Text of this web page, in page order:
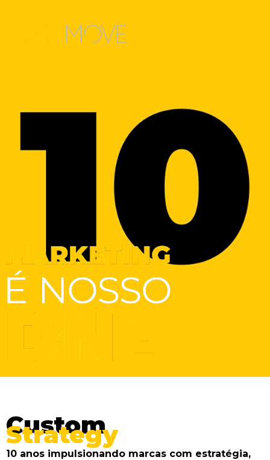
Custom
Strategy
10 anos impulsionando marcas com estratégia,